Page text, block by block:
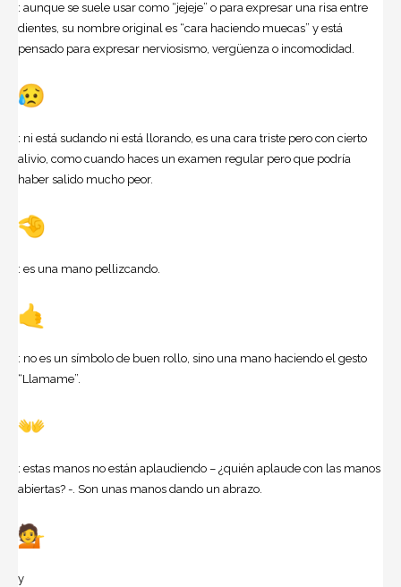
: aunque se suele usar como “jejeje” o para expresar una risa entre
dientes, su nombre original es “cara haciendo muecas” y está
pensado para expresar nerviosismo, vergüenza o incomodidad.
: ni está sudando ni está llorando, es una cara triste pero con cierto
alivio, como cuando haces un examen regular pero que podría
haber salido mucho peor.
: es una mano pellizcando.
: no es un símbolo de buen rollo, sino una mano haciendo el gesto
“Llamame”.
: estas manos no están aplaudiendo – ¿quién aplaude con las manos
abiertas? -. Son unas manos dando un abrazo.
y